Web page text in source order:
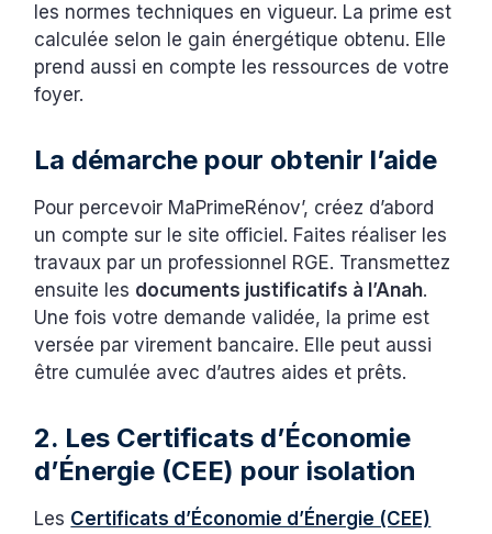
les normes techniques en vigueur. La prime est
calculée selon le gain énergétique obtenu. Elle
prend aussi en compte les ressources de votre
foyer.
La démarche pour obtenir l’aide
Pour percevoir MaPrimeRénov’, créez d’abord
un compte sur le site officiel. Faites réaliser les
travaux par un professionnel RGE. Transmettez
ensuite les documents justificatifs à l’Anah.
Une fois votre demande validée, la prime est
versée par virement bancaire. Elle peut aussi
être cumulée avec d’autres aides et prêts.
2. Les Certificats d’Économie
d’Énergie (CEE) pour isolation
Les Certificats d’Économie d’Énergie (CEE)